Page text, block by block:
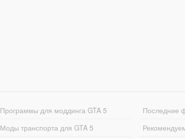
Программы для моддинга GTA 5
Моды транспорта для GTA 5
Последние